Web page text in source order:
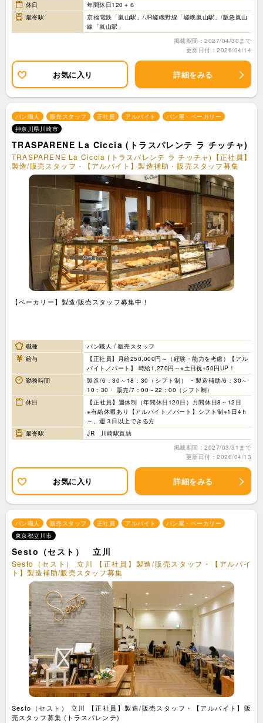
休日
年間休日120＋６
最寄駅
京福電鉄「嵐山駅」/JR嵯峨野線「嵯峨嵐山駅」/阪急嵐山
線「嵐山駅」
掲載期間：2027/04/30まで
更新日付：2026/04/14
お気に入り 詳細をみる
パン職人 販売スタッフ 正社員 アルバイト
パン屋・ベーカリー
神奈川県川崎市
TRASPARENE La Ciccia (トラスパレンテ ラ チッチャ)
TRASPARENE La Ciccia (トラスパレンテ ラ チッチャ)【正社員】
製造/販売スタッフ・【アルバイト】製造補助・販売スタッフ募集
【ベーカリー】製造/販売スタッフ募集中！
職種
パン職人 / 販売スタッフ
給与
【正社員】月給250,000円～（経験・能力を考慮）【アル
バイト／パート】 時給1,270円～※土日祝+50円UP！
勤務時間
製造/6：30～18：30（シフト制） ・製造補助/6：30～
10：30・ 販売/7：00～22：00（シフト制）
休日
【正社員】週休制（年間休日120日）月間休日8～12日
※有給休暇あり【アルバイト／パート】シフト制※1日4ｈ
～、週３日以上できる方
最寄駅
JR 川崎駅直結
掲載期間：2027/03/31まで
更新日付：2026/04/13
お気に入り 詳細をみる
パン職人 販売スタッフ 正社員 アルバイト
パン屋・ベーカリー
東京都立川市
Sesto（セスト） 立川
Sesto（セスト） 立川 【正社員】製造/販売スタッフ・【アルバイ
ト】製造補助/販売スタッフ募集
Sesto（セスト） 立川 【正社員】製造/販売スタッフ・【アルバイト】販
売スタッフ募集 (トラスパレンテ)